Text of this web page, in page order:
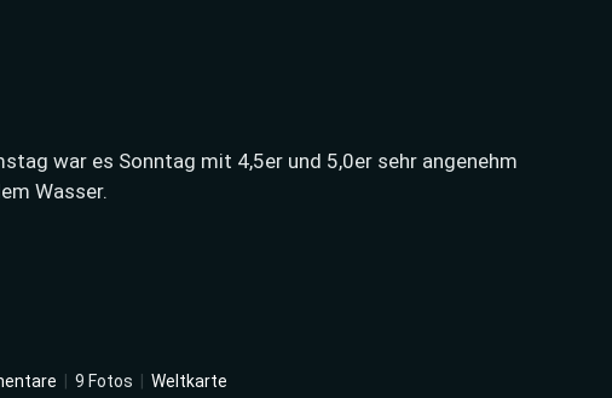
war es Sonntag mit 4,5er und 5,0er sehr angenehm
Wasser.
9 Fotos Weltkarte